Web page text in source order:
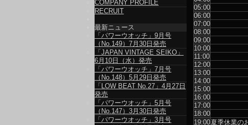
05:00
06:00
07:00
08:00
09:00
10:00
11:00
12:00
13:00
14:00
15:00
16:00
17:00
18:00
19:00夏季休業の
COMPANY PROFILE
RECRUIT
最新ニュース
「パワーウオッチ」9月号
（No.149）7月30日発売
「JAPAN VINTAGE SEIKO」
6月10日（水）発売
「パワーウオッチ」7月号
（No.148）5月29日発売
「LOW BEAT No.27」4月27日
発売
「パワーウオッチ」5月号
（No.147）3月30日発売
「パワーウオッチ」3月号